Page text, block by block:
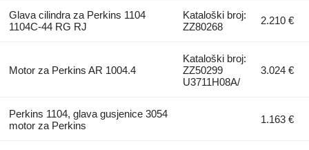
Glava cilindra za Perkins 1104
1104C-44 RG RJ
Kataloški broj:
ZZ80268
2.210 €
Motor za Perkins AR 1004.4
Kataloški broj:
ZZ50299
U3711H08A/
3.024 €
Perkins 1104, glava gusjenice 3054
motor za Perkins
1.163 €